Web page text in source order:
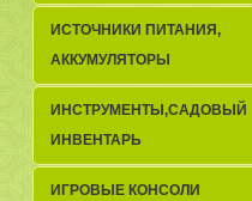
ИСТОЧНИКИ ПИТАНИЯ,
АККУМУЛЯТОРЫ
ИНСТРУМЕНТЫ,САДОВЫЙ
ИНВЕНТАРЬ
ИГРОВЫЕ КОНСОЛИ